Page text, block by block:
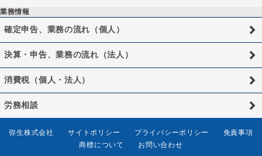
業務情報
確定申告、業務の流れ（個人）
決算・申告、業務の流れ（法人）
消費税（個人・法人）
労務相談
弥生株式会社 サイトポリシー プライバシーポリシー
免責事項
商標について
お問い合わせ